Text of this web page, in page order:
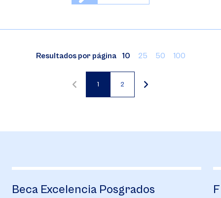
Resultados por página 10 25 50 100
Página
1
Página
2
Beca Excelencia Posgrados